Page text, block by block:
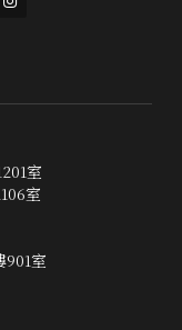
室
室
901室